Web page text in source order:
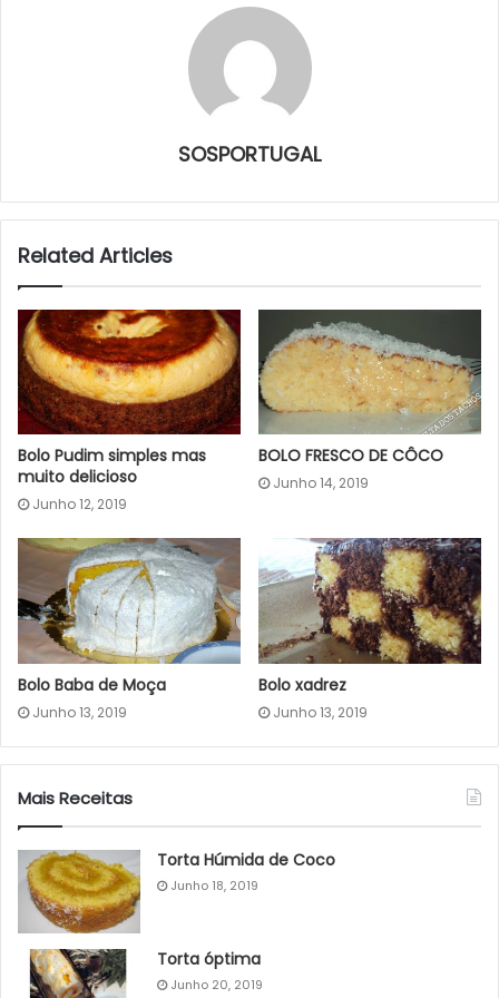
SOSPORTUGAL
Related Articles
Bolo Pudim simples mas
muito delicioso
Junho 12, 2019
BOLO FRESCO DE CÔCO
Junho 14, 2019
Bolo Baba de Moça
Junho 13, 2019
Bolo xadrez
Junho 13, 2019
Mais Receitas
Torta Húmida de Coco
Junho 18, 2019
Torta óptima
Junho 20, 2019